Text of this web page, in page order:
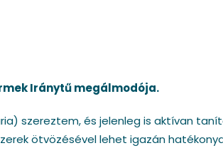
Iránytű megálmodója.
szereztem, és jelenleg is aktívan
ötvözésével lehet igazán